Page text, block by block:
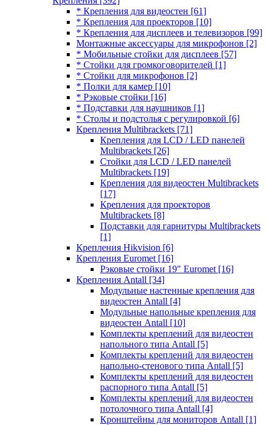
* Крепления для видеостен [61]
* Крепления для проекторов [10]
* Крепления для дисплеев и телевизоров [99]
Монтажные аксессуары для микрофонов [2]
* Мобильные стойки для дисплеев [57]
* Стойки для громкоговорителей [1]
* Стойки для микрофонов [2]
* Полки для камер [10]
* Рэковые стойки [16]
* Подставки для наушников [1]
* Столы и подстолья с регулировкой [6]
Крепления Multibrackets [71]
Крепления для LCD / LED панелей
Multibrackets [26]
Стойки для LCD / LED панелей
Multibrackets [19]
Крепления для видеостен Multibrackets
[17]
Крепления для проекторов
Multibrackets [8]
Подставки для гарнитуры Multibrackets
[1]
Крепления Hikvision [6]
Крепления Euromet [16]
Рэковые стойки 19" Euromet [16]
Крепления Antall [34]
Модульные настенные крепления для
видеостен Antall [4]
Модульные напольные крепления для
видеостен Antall [10]
Комплекты креплений для видеостен
напольного типа Antall [5]
Комплекты креплений для видеостен
напольно-стенового типа Antall [5]
Комплекты креплений для видеостен
распорного типа Antall [5]
Комплекты креплений для видеостен
потолочного типа Antall [4]
Кронштейны для мониторов Antall [1]